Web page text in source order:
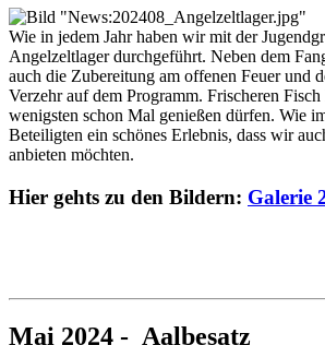
Wie in jedem Jahr haben wir mit der
Angelzeltlager durchgeführt. Neben dem
auch die Zubereitung am offenen Feuer und
Verzehr auf dem Programm. Frischeren
wenigsten schon Mal genießen dürfen. Wie
Beteiligten ein schönes Erlebnis, dass wir
anbieten möchten.
Hier gehts zu den Bildern: Galerie
Mai 2024 - Aalbesatz